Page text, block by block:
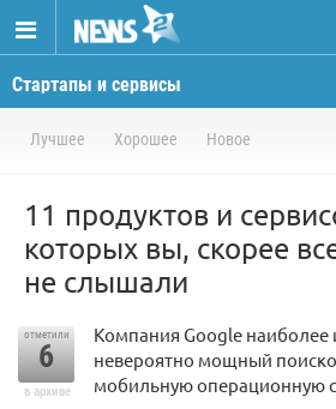
Стартапы и сервисы
Лучшее Хорошее Новое
11 продуктов и
которых вы, скорее
не слышали
отметили
6
в архиве
Компания Google наиболее
невероятно мощный
мобильную операционную